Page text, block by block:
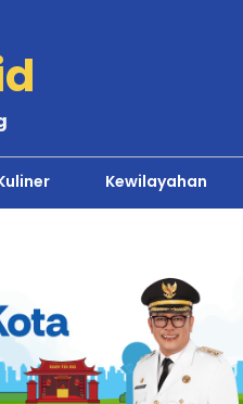
Kewilayahan